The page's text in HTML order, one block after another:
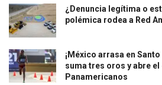
¿Denuncia legítima o
polémica rodea a Red
¡México arrasa en
suma tres oros y abre
Panamericanos